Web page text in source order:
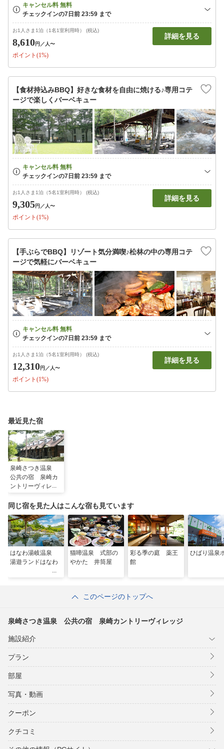
お1人さま1泊（1名1室利用時） (税込)
8,610円 ／人〜
ポイント(1%)
詳細を見る
【食材持込みBBQ】好きな食材を自由に焼ける♪専用コテ
ージで楽しくバーベキュー
お1人さま1泊（5名1室利用時） (税込)
9,305円 ／人〜
ポイント(1%)
詳細を見る
【手ぶらでBBQ】リゾート気分満喫♪松林の中の専用コテ
ージで気軽にバーベキュー
お1人さま1泊（5名1室利用時） (税込)
12,310円 ／人〜
ポイント(1%)
詳細を見る
最近見た宿
泉崎さつき温泉
公共の宿 泉崎カ
ントリーヴィレッ
同じ宿を見た人はこんな宿も見ています
はなわ湯岐温泉
湯遊ランドはなわ
猫啼温泉 式部の
やかた 井筒屋
彩る季の庭 薬王
館
ひばり温泉
このページのトップへ
泉崎さつき温泉 公共の宿 泉崎カントリーヴィレッジ
施設紹介
プラン
部屋
写真・動画
クーポン
クチコミ